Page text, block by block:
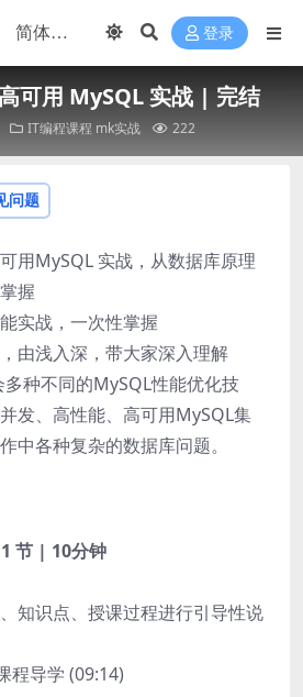
登录
可用 MySQL 实战 | 完结
IT编程课程 mk实战 222
问题
用MySQL 实战，从数据库原理
握
实战，一次性掌握
由浅入深，带大家深入理解
种不同的MySQL性能优化技
发、高性能、高可用MySQL集
中各种复杂的数据库问题。
1 节 | 10分钟
知识点、授课过程进行引导性说
程导学 (09:14)